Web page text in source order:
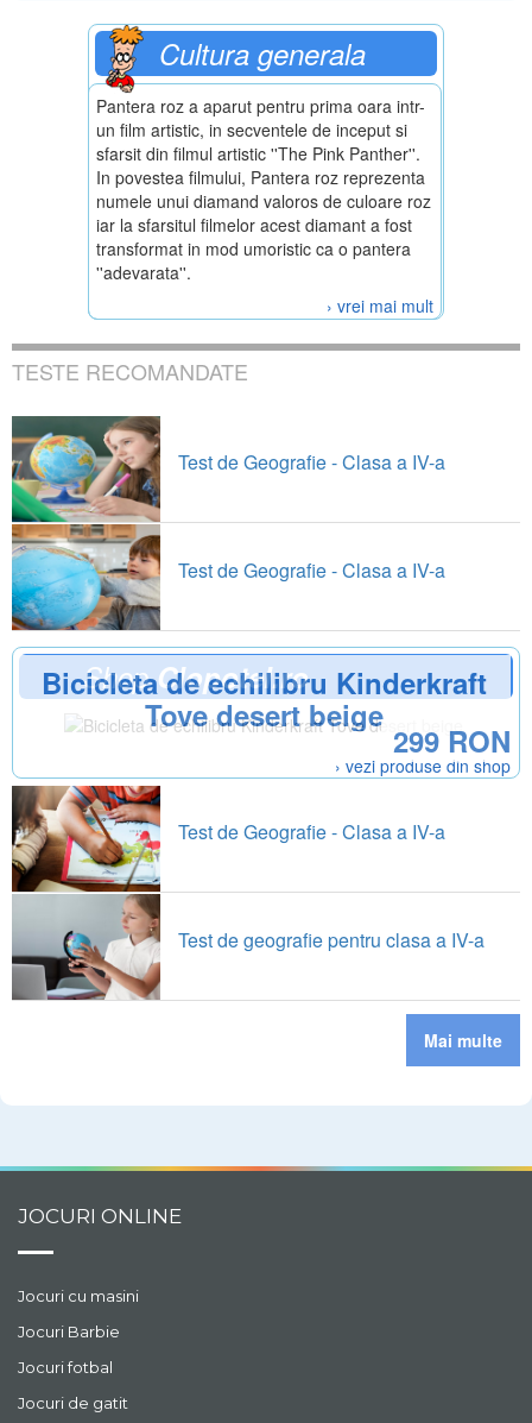
Cultura generala
Pantera roz a aparut pentru prima oara intr-
un film artistic, in secventele de inceput si
sfarsit din filmul artistic ''The Pink Panther''.
In povestea filmului, Pantera roz reprezenta
numele unui diamand valoros de culoare roz
iar la sfarsitul filmelor acest diamant a fost
transformat in mod umoristic ca o pantera
''adevarata''.
› vrei mai mult
TESTE RECOMANDATE
Test de Geografie - Clasa a IV-a
Test de Geografie - Clasa a IV-a
ShopClopotel.ro
Bicicleta de echilibru Kinderkraft
Tove desert beige
299 RON
› vezi produse din shop
Test de Geografie - Clasa a IV-a
Test de geografie pentru clasa a IV-a
Mai multe
JOCURI ONLINE
Jocuri cu masini
Jocuri Barbie
Jocuri fotbal
Jocuri de gatit